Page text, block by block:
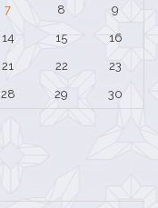
7 8 9
14 15 16
21 22 23
28 29
30